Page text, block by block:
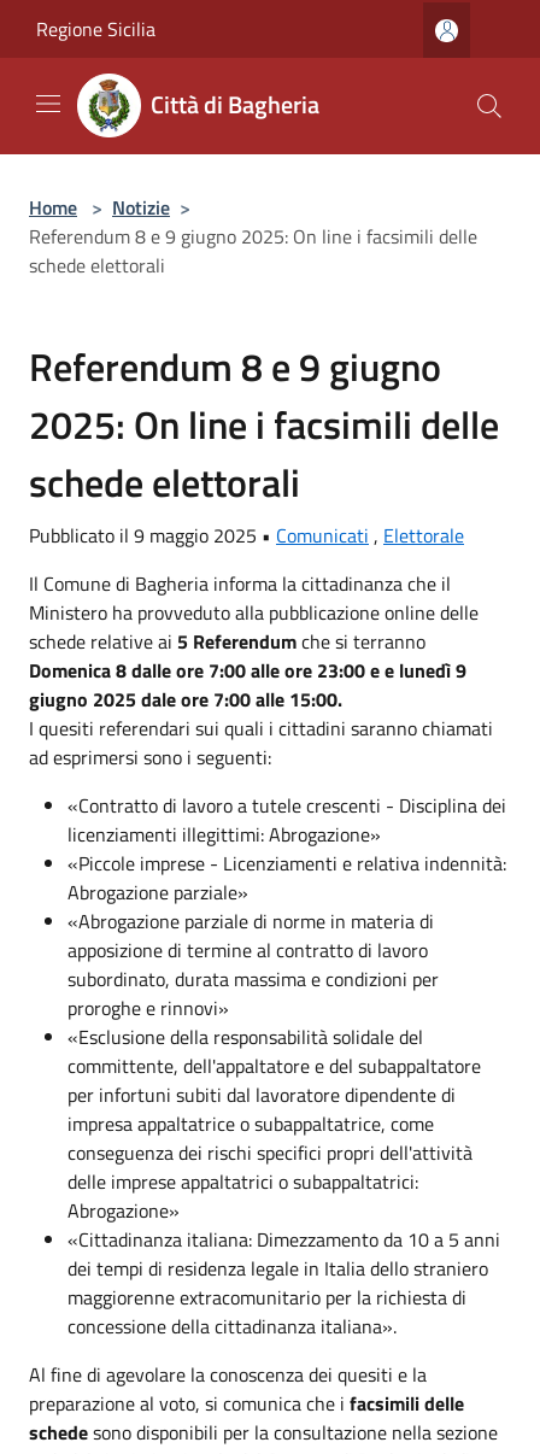
Regione Sicilia
Città di Bagheria
Home > Notizie >
Referendum 8 e 9 giugno 2025: On line i facsimili delle
schede elettorali
Referendum 8 e 9 giugno
2025: On line i facsimili delle
schede elettorali
Pubblicato il 9 maggio 2025 • Comunicati , Elettorale
Il Comune di Bagheria informa la cittadinanza che il
Ministero ha provveduto alla pubblicazione online delle
schede relative ai 5 Referendumche si terranno
Domenica 8dalle ore 7:00 alle ore 23:00 e e lunedì 9
giugno 2025 dale ore 7:00 alle 15:00.
I quesiti referendari sui quali i cittadini saranno chiamati
ad esprimersi sono i seguenti:
«Contratto di lavoro a tutele crescenti - Disciplina dei
licenziamenti illegittimi: Abrogazione»
«Piccole imprese - Licenziamenti e relativa indennità:
Abrogazione parziale»
«Abrogazione parziale di norme in materia di
apposizione di termine al contratto di lavoro
subordinato, durata massima e condizioni per
proroghe e rinnovi»
«Esclusione della responsabilità solidale del
committente, dell'appaltatore e del subappaltatore
per infortuni subiti dal lavoratore dipendente di
impresa appaltatrice o subappaltatrice, come
conseguenza dei rischi specifici propri dell'attività
delle imprese appaltatrici o subappaltatrici:
Abrogazione»
«Cittadinanza italiana: Dimezzamento da 10 a 5 anni
dei tempi di residenza legale in Italia dello straniero
maggiorenne extracomunitario per la richiesta di
concessione della cittadinanza italiana».
Al fine di agevolare la conoscenza dei quesiti e la
preparazione al voto, si comunica che i facsimili delle
schedesono disponibili per la consultazione nella sezione